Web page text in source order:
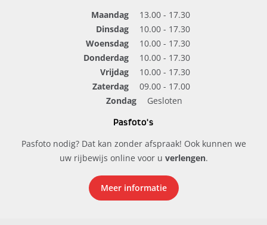
Maandag
13.00 - 17.30
Dinsdag
10.00 - 17.30
Woensdag
10.00 - 17.30
Donderdag
10.00 - 17.30
Vrijdag
10.00 - 17.30
Zaterdag
09.00 - 17.00
Zondag
Gesloten
Pasfoto's
Pasfoto nodig? Dat kan zonder afspraak! Ook kunnen we
uw rijbewijs online voor u verlengen.
Meer informatie